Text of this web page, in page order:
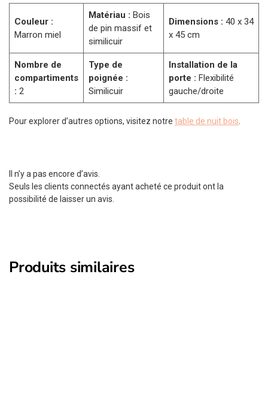
Couleur :
Marron miel
Matériau : Bois
de pin massif et
similicuir
Dimensions : 40 x 34
x 45 cm
Nombre de
compartiments
: 2
Type de
poignée :
Similicuir
Installation de la
porte : Flexibilité
gauche/droite
Pour explorer d’autres options, visitez notre table de nuit bois
Il n’y a pas encore d’avis.
Seuls les clients connectés ayant acheté ce produit ont la
possibilité de laisser un avis.
Produits similaires